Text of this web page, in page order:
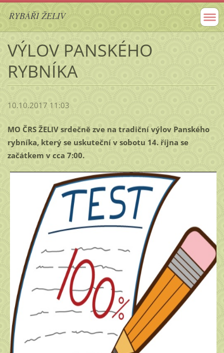
RYBÁŘI ŽELIV
VÝLOV PANSKÉHO
RYBNÍKA
10.10.2017 11:03
MO ČRS ŽELIV srdečně zve na tradiční výlov Panského
rybníka, který se uskuteční v sobotu 14. října se
začátkem v cca 7:00.